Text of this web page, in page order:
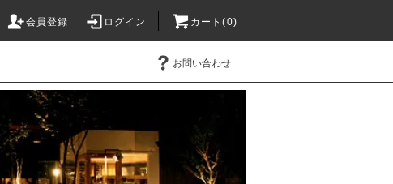
会員登録 ログイン カート(0)
お問い合わせ